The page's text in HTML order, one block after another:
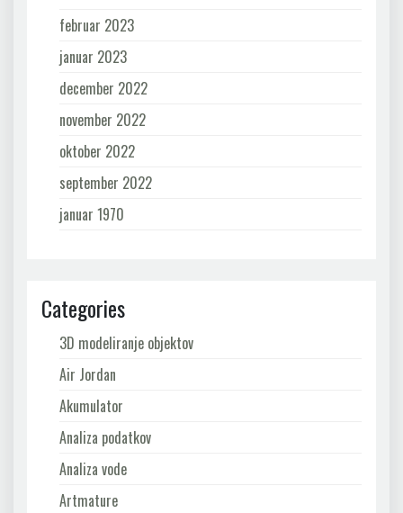
februar 2023
januar 2023
december 2022
november 2022
oktober 2022
september 2022
januar 1970
Categories
3D modeliranje objektov
Air Jordan
Akumulator
Analiza podatkov
Analiza vode
Artmature